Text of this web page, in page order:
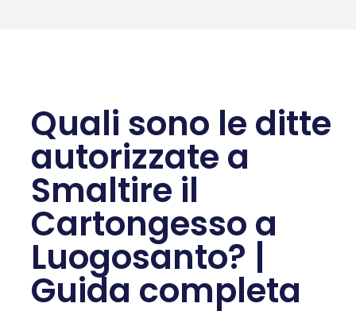
Quali sono le ditte
autorizzate a
Smaltire il
Cartongesso a
Luogosanto? |
Guida completa